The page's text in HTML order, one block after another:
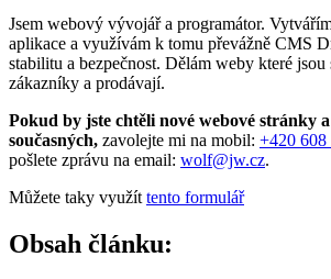
Jsem webový vývojář a programátor.
aplikace a využívám k tomu převážně CMS
stabilitu a bezpečnost. Dělám weby které jsou
zákazníky a prodávají.
Pokud by jste chtěli nové webové stránky
současných, zavolejte mi na mobil: +420 608
pošlete zprávu na email: wolf@jw.cz.
Můžete taky využít tento formulář
Obsah článku: